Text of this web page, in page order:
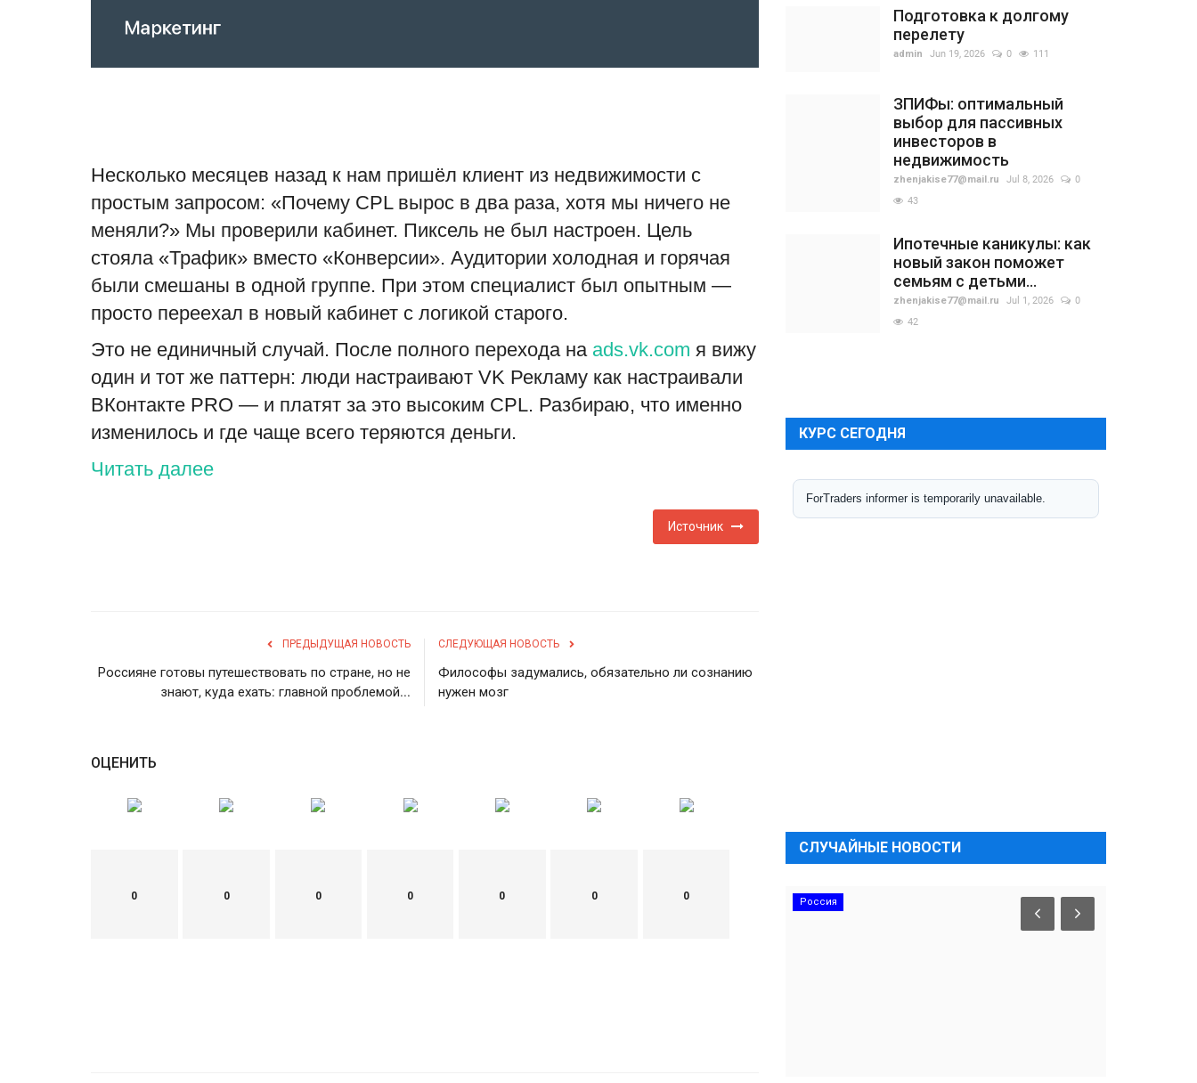
Несколько месяцев назад к нам пришёл клиент из недвижимости с
простым запросом: «Почему CPL вырос в два раза, хотя мы ничего не
меняли?» Мы проверили кабинет. Пиксель не был настроен. Цель
стояла «Трафик» вместо «Конверсии». Аудитории холодная и горячая
были смешаны в одной группе. При этом специалист был опытным —
просто переехал в новый кабинет с логикой старого.
Это не единичный случай. После полного перехода на ads.vk.com я вижу
один и тот же паттерн: люди настраивают VK Рекламу как настраивали
ВКонтакте PRO — и платят за это высоким CPL. Разбираю, что именно
изменилось и где чаще всего теряются деньги.
Читать далее
Источник
ПРЕДЫДУЩАЯ НОВОСТЬ
Россияне готовы путешествовать по стране, но не
знают, куда ехать: главной проблемой...
СЛЕДУЮЩАЯ НОВОСТЬ
Философы задумались, обязательно ли сознанию
нужен мозг
ОЦЕНИТЬ
0 0 0 0 0 0 0
Подготовка к долгому
перелету
admin Jun 19, 2026 0 111
ЗПИФы: оптимальный
выбор для пассивных
инвесторов в
недвижимость
zhenjakise77@mail.ru Jul 8, 2026
0
43
Ипотечные каникулы: как
новый закон поможет
семьям с детьми...
zhenjakise77@mail.ru Jul 1, 2026
0
42
КУРС СЕГОДНЯ
СЛУЧАЙНЫЕ НОВОСТИ
Россия